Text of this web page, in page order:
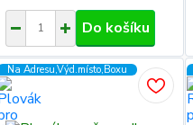
Do košíku
Na Adresu,Výd.místo,Boxu